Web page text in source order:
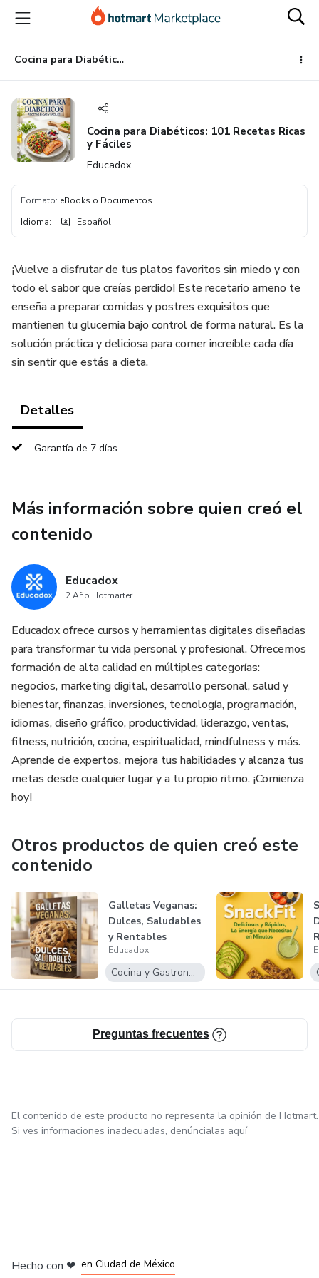
principal
página
de
página
Cocina para Diabéticos: 101 Recetas Ricas y Fáciles
Cocina para Diabéticos: 101 Recetas Ricas
y Fáciles
Educadox
Formato: eBooks o Documentos
Idioma: Español
¡Vuelve a disfrutar de tus platos favoritos sin miedo y con
todo el sabor que creías perdido! Este recetario ameno te
enseña a preparar comidas y postres exquisitos que
mantienen tu glucemia bajo control de forma natural. Es la
solución práctica y deliciosa para comer increíble cada día
sin sentir que estás a dieta.
Detalles
Garantía de 7 días
Más información sobre quien creó el
contenido
Educadox
2 Año Hotmarter
Educadox ofrece cursos y herramientas digitales diseñadas
para transformar tu vida personal y profesional. Ofrecemos
formación de alta calidad en múltiples categorías:
negocios, marketing digital, desarrollo personal, salud y
bienestar, finanzas, inversiones, tecnología, programación,
idiomas, diseño gráfico, productividad, liderazgo, ventas,
fitness, nutrición, cocina, espiritualidad, mindfulness y más.
Aprende de expertos, mejora tus habilidades y alcanza tus
metas desde cualquier lugar y a tu propio ritmo. ¡Comienza
hoy!
Otros productos de quien creó este
contenido
Galletas Veganas:
Dulces, Saludables
y Rentables
Educadox
Cocina y Gastronomía
Preguntas frecuentes
El contenido de este producto no representa la opinión de Hotmart.
Si ves informaciones inadecuadas, denúncialas aquí
Hecho con ❤ en Ciudad de México